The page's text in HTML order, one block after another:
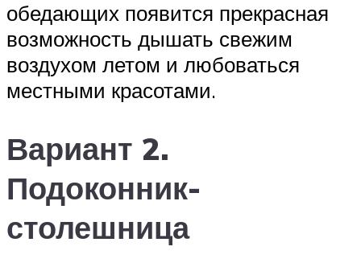
обедающих появится прекрасная
возможность дышать свежим
воздухом летом и любоваться
местными красотами.
Вариант 2.
Подоконник-
столешница